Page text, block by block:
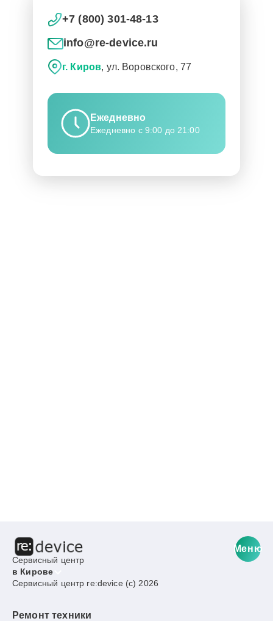
+7 (800) 301-48-13
info@re-device.ru
г. Киров, ул. Воровского, 77
Ежедневно
Ежедневно с 9:00 до 21:00
Сервисный центр
в Кирове
Меню
Сервисный центр re:device (c) 2026
Ремонт техники